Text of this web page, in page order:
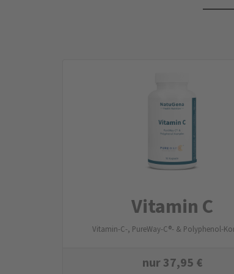
Vitamin C
Vitamin-C-, PureWay-C®- & Polyphenol-
nur37,95 €